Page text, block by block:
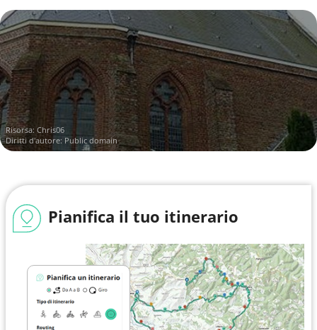
Risorsa: Chris06
Diritti d'autore: Public domain
Pianifica il tuo itinerario